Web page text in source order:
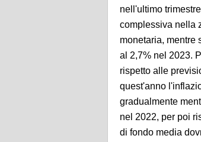
nell'ultimo
complessiva nella
monetaria, mentre
al 2,7% nel 2023.
rispetto alle
quest'anno
gradualmente
nel 2022, per poi
di fondo media